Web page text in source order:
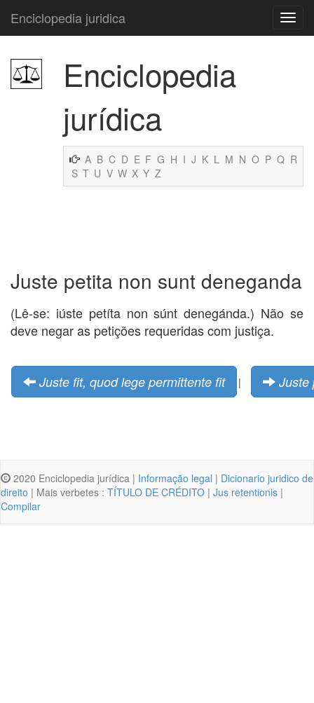
Enciclopedia juridica
Enciclopedia
jurídica
A B C D E F G H I J K L M N O P Q R
S T U V W X Y Z
Juste petita non sunt deneganda
(Lê-se: iúste petíta non súnt denegánda.) Não se
deve negar as petições requeridas com justiça.
Juste fit, quod lege permittente fit | Juste
2020 Enciclopedia jurídica | Informação legal | Dicionario juridico de
direito | Mais verbetes : TÍTULO DE CRÉDITO | Jus retentionis |
Compilar